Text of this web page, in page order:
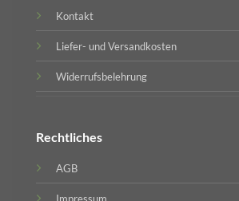
Kontakt
Liefer- und Versandkosten
Widerrufsbelehrung
Rechtliches
AGB